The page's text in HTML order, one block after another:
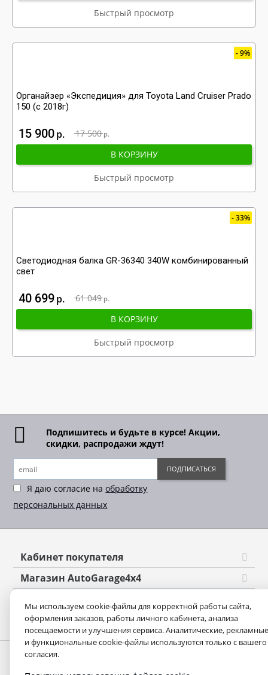
Быстрый просмотр
9%
Органайзер «Экспедиция» для Toyota Land Cruiser Prado
150 (с 2018г)
17 500 р
15 900р
В КОРЗИНУ
Быстрый просмотр
33%
Светодиодная балка GR-36340 340W комбинированный
свет
61 049 р
40 699р
В КОРЗИНУ
Быстрый просмотр
Подпишитесь и будьте в курсе! Акции,
скидки, распродажи ждут!
Я даю согласие наобработку
персональных данных
ПОДПИСАТЬСЯ
Кабинет покупателя
Магазин AutoGarage4x4
Контакты
Мы используем cookie-файлы для корректной работы сайта,
оформления заказов, работы личного кабинета, анализа
посещаемости и улучшения сервиса. Аналитические, рекламные
и функциональные cookie-файлы используются только с вашего
согласия.